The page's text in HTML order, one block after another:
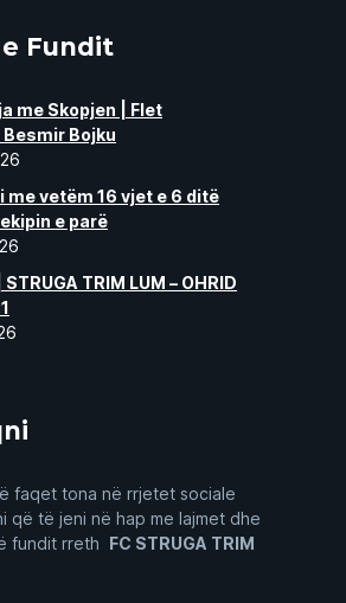
e Fundit
me Skopjen | Flet
Bojku
me vetëm 16 vjet e 6 ditë
e parë
STRUGA TRIM LUM – OHRID
faqet tona në rrjetet sociale
që të jeni në hap me lajmet dhe
fundit rreth FC STRUGA TRIM